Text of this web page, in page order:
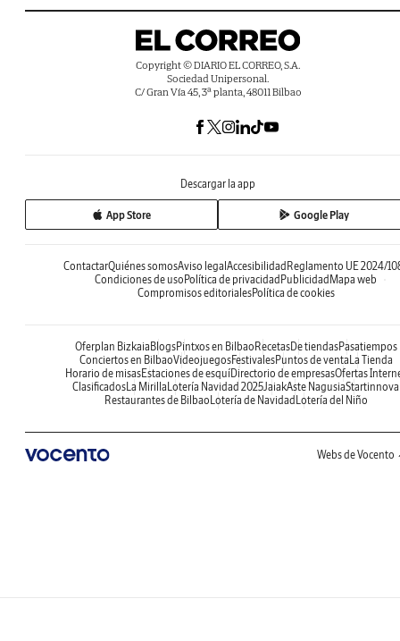
Copyright © DIARIO EL CORREO, S.A.
Sociedad Unipersonal.
C/ Gran Vía 45, 3ª planta, 48011 Bilbao
Descargar la app
App Store Google Play
ContactarQuiénes somosAviso legal Accesibilidad Reglamento UE 2024/
Condiciones de uso Política de privacidad Publicidad Mapa web
Compromisos editorialesPolítica de cookies
Oferplan Bizkaia BlogsPintxos en Bilbao RecetasDe tiendasPasatiempos
Conciertos en BilbaoVideojuegosFestivalesPuntos de venta La Tienda
Horario de misasEstaciones de esquíDirectorio de empresasOfertas
ClasificadosLa Mirilla Lotería Navidad 2025JaiakAste NagusiaStartinnova
Restaurantes de Bilbao Lotería de Navidad Lotería del Niño
Webs de Vocento